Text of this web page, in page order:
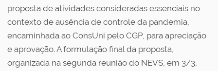
proposta de atividades consideradas essenciais no
contexto de ausência de controle da pandemia,
encaminhada ao ConsUni pelo CGP, para apreciação
e aprovação. A formulação final da proposta,
organizada na segunda reunião do NEVS, em 3/3,